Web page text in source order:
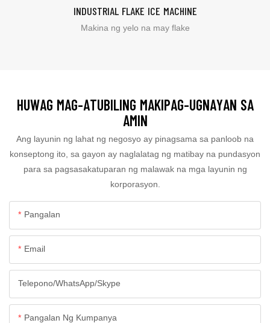
INDUSTRIAL FLAKE ICE MACHINE
Makina ng yelo na may flake
HUWAG MAG-ATUBILING MAKIPAG-UGNAYAN SA
AMIN
Ang layunin ng lahat ng negosyo ay pinagsama sa panloob na
konseptong ito, sa gayon ay naglalatag ng matibay na pundasyon
para sa pagsasakatuparan ng malawak na mga layunin ng
korporasyon.
Pangalan
Email
Telepono/WhatsApp/Skype
Pangalan Ng Kumpanya